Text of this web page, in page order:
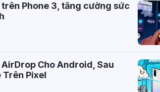
Phone 3, tăng cường sức
Cho Android, Sau
Trên Pixel